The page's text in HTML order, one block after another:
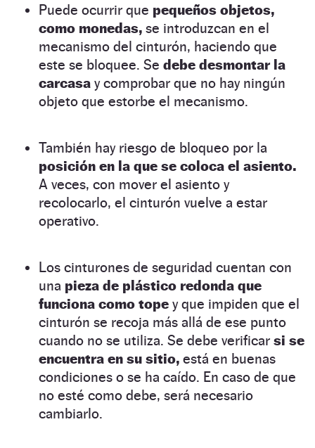
Puede ocurrir que pequeños objetos,
como monedas, se introduzcan en el
mecanismo del cinturón, haciendo que
este se bloquee. Se debe desmontar la
carcasa y comprobar que no hay ningún
objeto que estorbe el mecanismo.
También hay riesgo de bloqueo por la
posición en la que se coloca el asiento.
A veces, con mover el asiento y
recolocarlo, el cinturón vuelve a estar
operativo.
Los cinturones de seguridad cuentan con
una pieza de plástico redonda que
funciona como tope y que impiden que el
cinturón se recoja más allá de ese punto
cuando no se utiliza. Se debe verificar si se
encuentra en su sitio, está en buenas
condiciones o se ha caído. En caso de que
no esté como debe, será necesario
cambiarlo.